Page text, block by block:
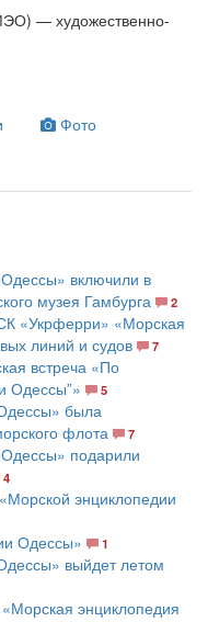
— художественно-
Одессе, третьему
одному из
(
специально
из ранее
и стихах десятков
дней. Также
и22приложения.
наследия Одессы
времени:
событий, видов
комплексом,
статей,
историков,
и при
перевозчика Украины
Фото
включили в
музея Гамбурга
2
«Укрферри» «Морская
линий и судов
7
встреча «По
Одессы”»
5
была
флота
7
подарили
4
энциклопедии
Одессы»
1
выйдет летом
энциклопедия